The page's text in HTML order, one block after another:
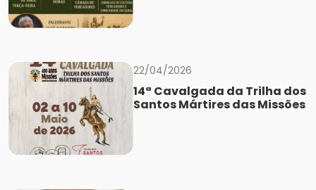
22/04/2026
14ª Cavalgada da Trilha dos
Santos Mártires das Missões